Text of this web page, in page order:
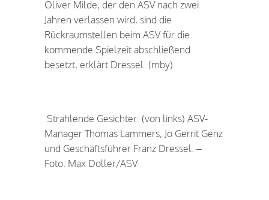
Oliver Milde, der den ASV nach zwei
Jahren verlassen wird, sind die
Rückraumstellen beim ASV für die
kommende Spielzeit abschließend
besetzt, erklärt Dressel. (mby)
Strahlende Gesichter: (von links) ASV-
Manager Thomas Lammers, Jo Gerrit Genz
und Geschäftsführer Franz Dressel. –
Foto: Max Doller/ASV